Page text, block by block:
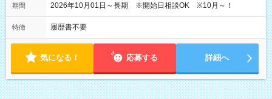
期間 2026年10月01日～長期 ※開始日相談OK ※10月～！
特徴 履歴書不要
気になる！ 応募する 詳細へ